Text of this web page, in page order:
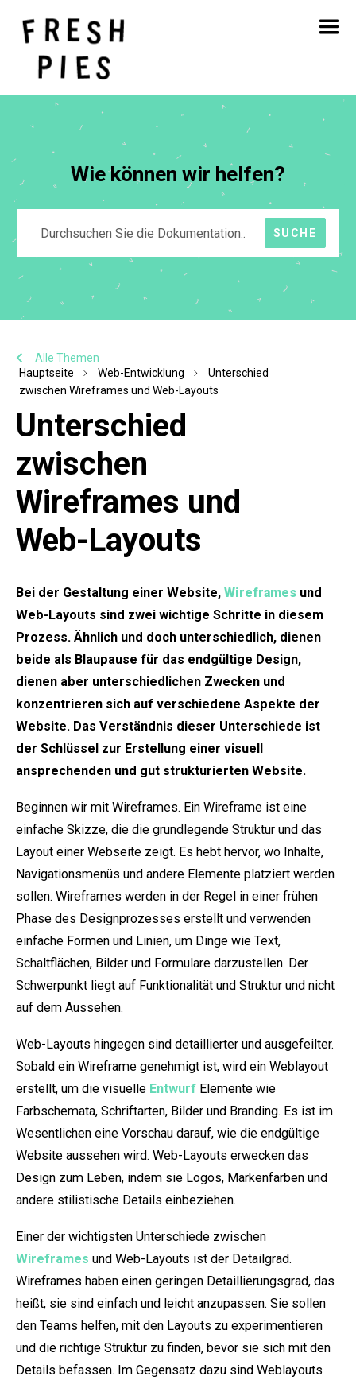
Startseite
Über
Unsere Arbeit
Wie können wir helfen?
SUCHE
Alle Themen
Hauptseite
Web-Entwicklung
Unterschied
zwischen Wireframes und Web-Layouts
Unterschied
zwischen
Wireframes und
Web-Layouts
Bei der Gestaltung einer Website, Wireframes und
Web-Layouts sind zwei wichtige Schritte in diesem
Prozess. Ähnlich und doch unterschiedlich, dienen
beide als Blaupause für das endgültige Design,
dienen aber unterschiedlichen Zwecken und
konzentrieren sich auf verschiedene Aspekte der
Website. Das Verständnis dieser Unterschiede ist
der Schlüssel zur Erstellung einer visuell
ansprechenden und gut strukturierten Website.
Beginnen wir mit Wireframes. Ein Wireframe ist eine
einfache Skizze, die die grundlegende Struktur und das
Layout einer Webseite zeigt. Es hebt hervor, wo Inhalte,
Navigationsmenüs und andere Elemente platziert werden
sollen. Wireframes werden in der Regel in einer frühen
Phase des Designprozesses erstellt und verwenden
einfache Formen und Linien, um Dinge wie Text,
Schaltflächen, Bilder und Formulare darzustellen. Der
Schwerpunkt liegt auf Funktionalität und Struktur und nicht
auf dem Aussehen.
Web-Layouts hingegen sind detaillierter und ausgefeilter.
Sobald ein Wireframe genehmigt ist, wird ein Weblayout
erstellt, um die visuelle Entwurf Elemente wie
Farbschemata, Schriftarten, Bilder und Branding. Es ist im
Wesentlichen eine Vorschau darauf, wie die endgültige
Website aussehen wird. Web-Layouts erwecken das
Design zum Leben, indem sie Logos, Markenfarben und
andere stilistische Details einbeziehen.
Einer der wichtigsten Unterschiede zwischen
Wireframes und Web-Layouts ist der Detailgrad.
Wireframes haben einen geringen Detaillierungsgrad, das
heißt, sie sind einfach und leicht anzupassen. Sie sollen
den Teams helfen, mit den Layouts zu experimentieren
und die richtige Struktur zu finden, bevor sie sich mit den
Details befassen. Im Gegensatz dazu sind Weblayouts